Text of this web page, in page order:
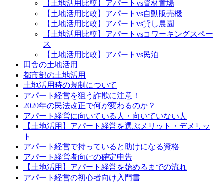
【土地活用比較】アパートvs資材置場
【土地活用比較】アパートvs自動販売機
【土地活用比較】アパートvs貸し農園
【土地活用比較】アパートvsコワーキングスペー
ス
【土地活用比較】アパートvs民泊
田舎の土地活用
都市部の土地活用
土地活用時の規制について
アパート経営を狙う詐欺に注意！
2020年の民法改正で何が変わるのか？
アパート経営に向いている人・向いていない人
【土地活用】アパート経営を選ぶメリット・デメリッ
ト
アパート経営で持っていると助けになる資格
アパート経営者向けの確定申告
【土地活用】アパート経営を始めるまでの流れ
アパート経営の初心者向け入門書